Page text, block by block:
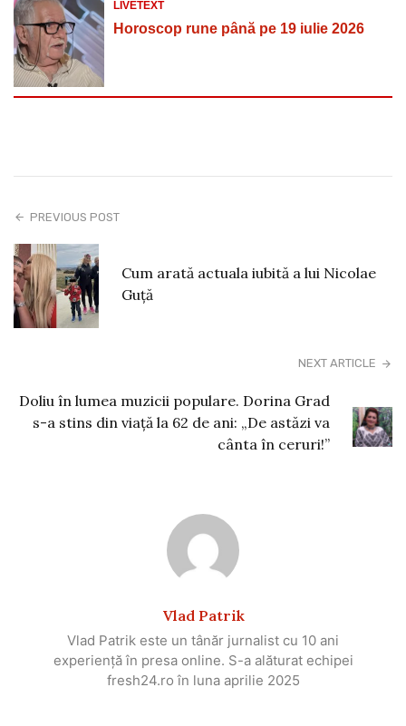
LIVETEXT
Horoscop rune până pe 19 iulie 2026
PREVIOUS POST
Cum arată actuala iubită a lui Nicolae
Guță
NEXT ARTICLE
Doliu în lumea muzicii populare. Dorina Grad
s-a stins din viață la 62 de ani: „De astăzi va
cânta în ceruri!”
Vlad Patrik
Vlad Patrik este un tânăr jurnalist cu 10 ani
experiență în presa online. S-a alăturat echipei
fresh24.ro în luna aprilie 2025